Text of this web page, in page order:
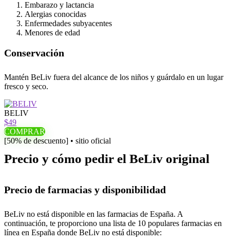
Embarazo y lactancia
Alergias conocidas
Enfermedades subyacentes
Menores de edad
Conservación
Mantén BeLiv fuera del alcance de los niños y guárdalo en un lugar
fresco y seco.
BELIV
$49
COMPRAR
[50% de descuento] • sitio oficial
Precio y cómo pedir el BeLiv original
Precio de farmacias y disponibilidad
BeLiv no está disponible en las farmacias de España. A
continuación, te proporciono una lista de 10 populares farmacias en
línea en España donde BeLiv no está disponible: